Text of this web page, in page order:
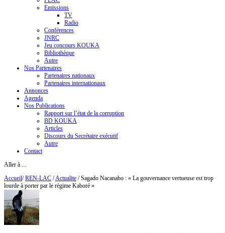
Emissions
TV
Radio
Conférences
JNRC
Jeu concours KOUKA
Bibliothèque
Autre
Nos Partenaires
Partenaires nationaux
Partenaires internationaux
Annonces
Agenda
Nos Publications
Rapport sur l’état de la corruption
BD KOUKA
Articles
Discours du Secrétaire exécutif
Autre
Contact
Aller à ...
Accueil/ REN-LAC /Actualite / Sagado Nacanabo : « La gouvernance vertueuse est trop
lourde à porter par le régime Kaboré »